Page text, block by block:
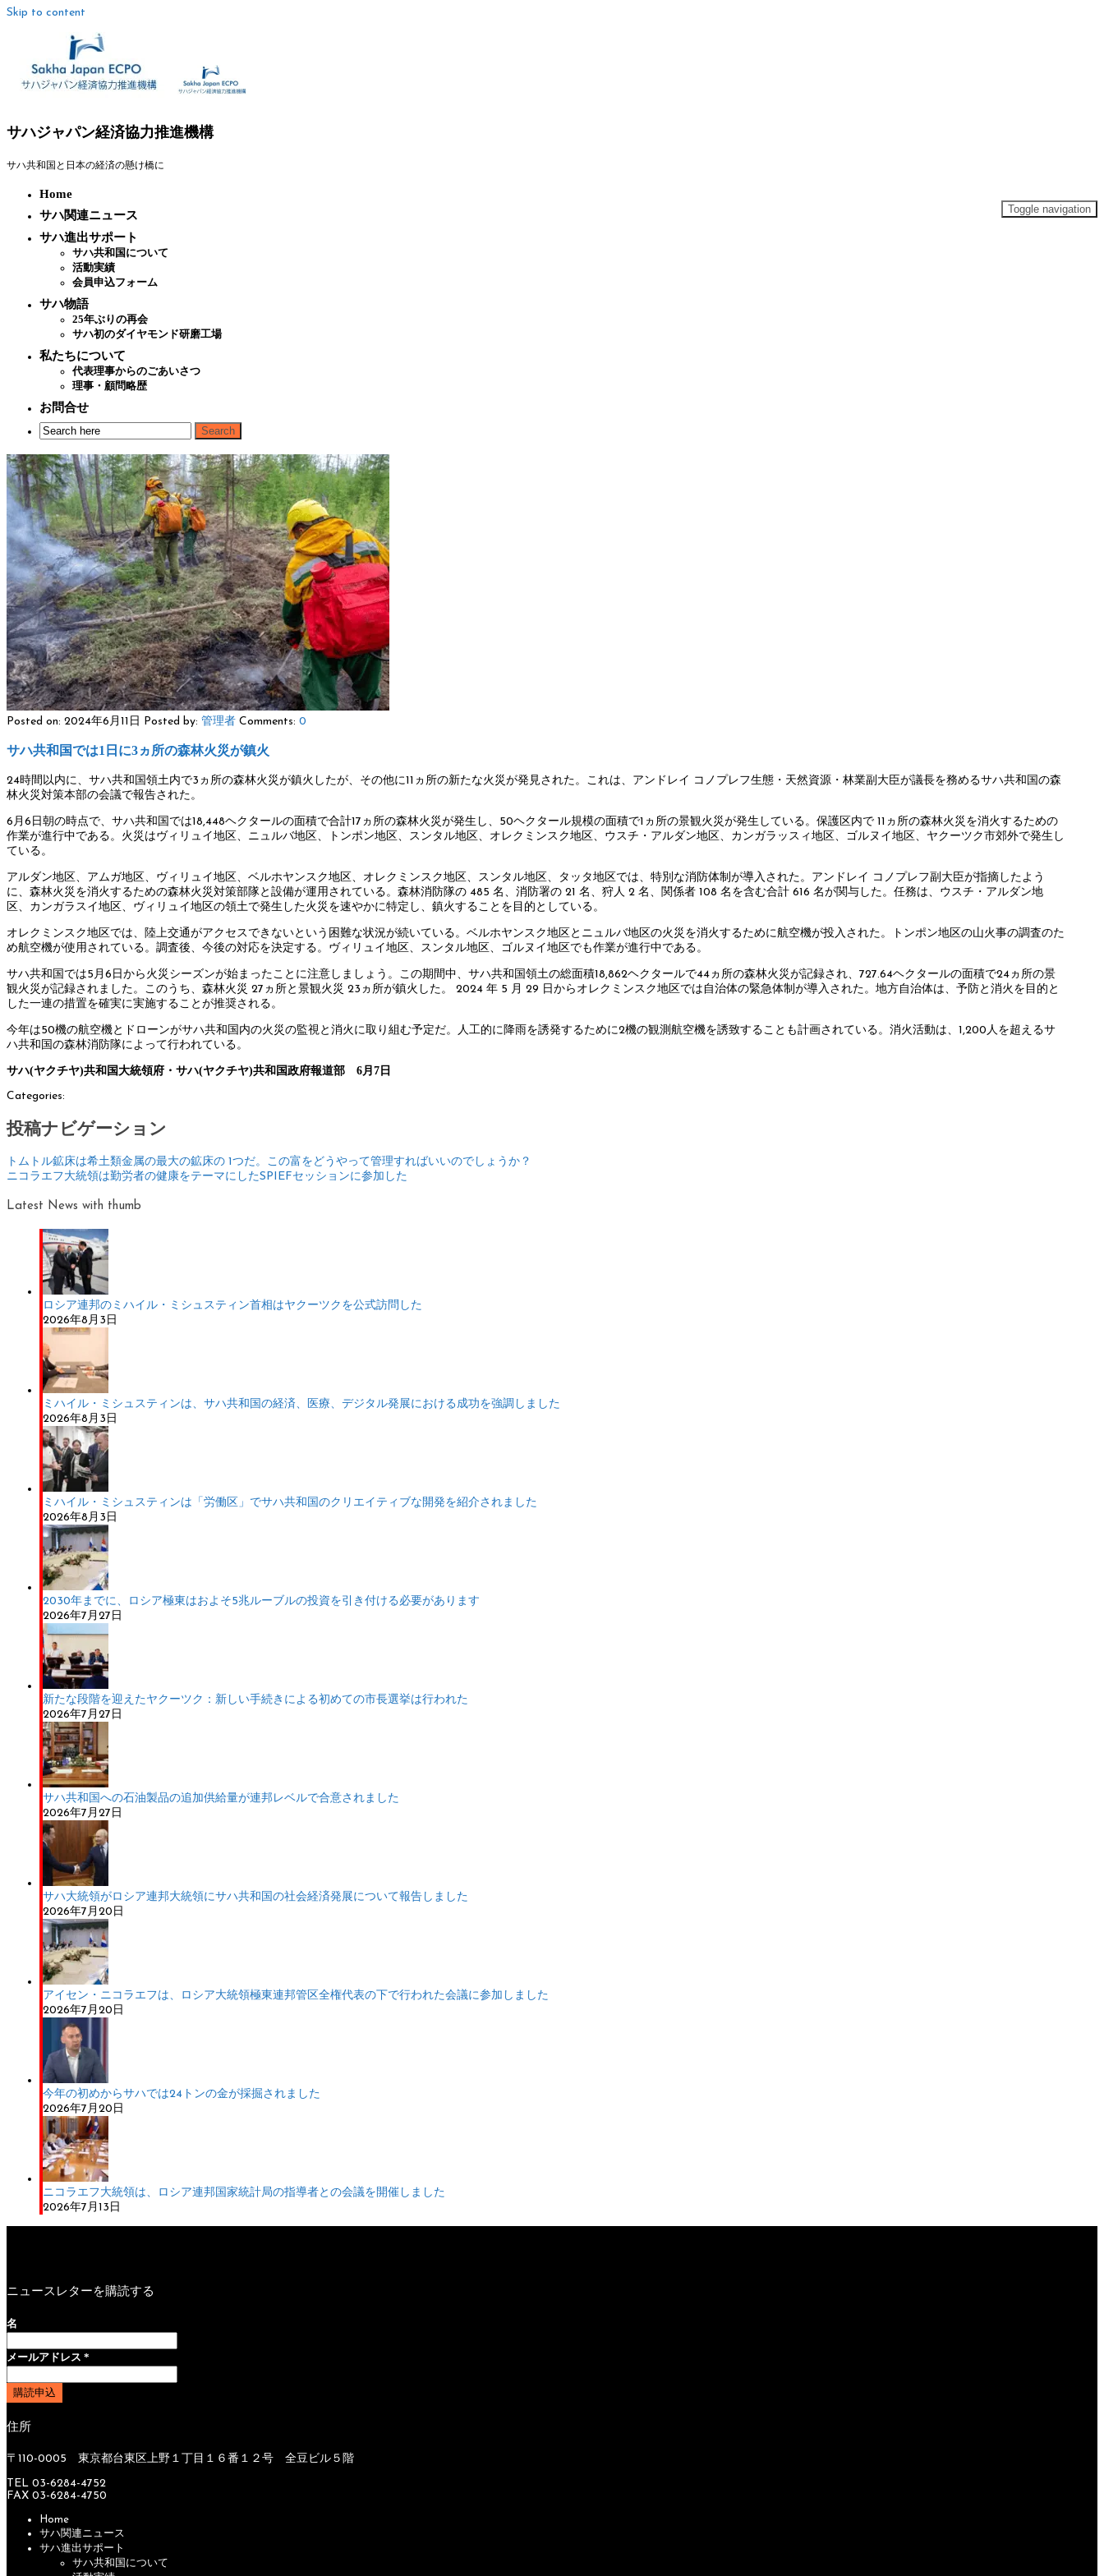
Skip to content
サハジャパン経済協力推進機構
サハ共和国と日本の経済の懸け橋に
Toggle navigation
Home
サハ関連ニュース
サハ進出サポート
サハ共和国について
活動実績
会員申込フォーム
サハ物語
25年ぶりの再会
サハ初のダイヤモンド研磨工場
私たちについて
代表理事からのごあいさつ
理事・顧問略歴
お問合せ
Posted on: 2024年6月11日 Posted by: 管理者 Comments: 0
サハ共和国では1日に3ヵ所の森林火災が鎮火
24時間以内に、サハ共和国領土内で3ヵ所の森林火災が鎮火したが、その他に11ヵ所の新たな火災が発見された。これは、アンドレイ コノプレフ生態・天然資源・林業副大臣が議長を務めるサハ共和国の森
林火災対策本部の会議で報告された。
6月6日朝の時点で、サハ共和国では18,448ヘクタールの面積で合計17ヵ所の森林火災が発生し、50ヘクタール規模の面積で1ヵ所の景観火災が発生している。保護区内で 11ヵ所の森林火災を消火するための
作業が進行中である。火災はヴィリュイ地区、ニュルバ地区、トンポン地区、スンタル地区、オレクミンスク地区、ウスチ・アルダン地区、カンガラッスィ地区、ゴルヌイ地区、ヤクーツク市郊外で発生し
ている。
アルダン地区、アムガ地区、ヴィリュイ地区、ベルホヤンスク地区、オレクミンスク地区、スンタル地区、タッタ地区では、特別な消防体制が導入された。アンドレイ コノプレフ副大臣が指摘したよう
に、森林火災を消火するための森林火災対策部隊と設備が運用されている。森林消防隊の 485 名、消防署の 21 名、狩人 2 名、関係者 108 名を含む合計 616 名が関与した。任務は、ウスチ・アルダン地
区、カンガラスイ地区、ヴィリュイ地区の領土で発生した火災を速やかに特定し、鎮火することを目的としている。
オレクミンスク地区では、陸上交通がアクセスできないという困難な状況が続いている。ベルホヤンスク地区とニュルバ地区の火災を消火するために航空機が投入された。トンポン地区の山火事の調査のた
め航空機が使用されている。調査後、今後の対応を決定する。ヴィリュイ地区、スンタル地区、ゴルヌイ地区でも作業が進行中である。
サハ共和国では5月6日から火災シーズンが始まったことに注意しましょう。この期間中、サハ共和国領土の総面積18,862ヘクタールで44ヵ所の森林火災が記録され、727.64ヘクタールの面積で24ヵ所の景
観火災が記録されました。このうち、森林火災 27ヵ所と景観火災 23ヵ所が鎮火した。 2024 年 5 月 29 日からオレクミンスク地区では自治体の緊急体制が導入された。地方自治体は、予防と消火を目的と
した一連の措置を確実に実施することが推奨される。
今年は50機の航空機とドローンがサハ共和国内の火災の監視と消火に取り組む予定だ。人工的に降雨を誘発するために2機の観測航空機を誘致することも計画されている。消火活動は、1,200人を超えるサ
ハ共和国の森林消防隊によって行われている。
サハ(ヤクチヤ)共和国大統領府・サハ(ヤクチヤ)共和国政府報道部 6月7日
Categories:
投稿ナビゲーション
トムトル鉱床は希土類金属の最大の鉱床の 1つだ。この富をどうやって管理すればいいのでしょうか？
ニコラエフ大統領は勤労者の健康をテーマにしたSPIEFセッションに参加した
Latest News with thumb
ロシア連邦のミハイル・ミシュスティン首相はヤクーツクを公式訪問した
2026年8月3日
ミハイル・ミシュスティンは、サハ共和国の経済、医療、デジタル発展における成功を強調しました
2026年8月3日
ミハイル・ミシュスティンは「労働区」でサハ共和国のクリエイティブな開発を紹介されました
2026年8月3日
2030年までに、ロシア極東はおよそ5兆ルーブルの投資を引き付ける必要があります
2026年7月27日
新たな段階を迎えたヤクーツク：新しい手続きによる初めての市長選挙は行われた
2026年7月27日
サハ共和国への石油製品の追加供給量が連邦レベルで合意されました
2026年7月27日
サハ大統領がロシア連邦大統領にサハ共和国の社会経済発展について報告しました
2026年7月20日
アイセン・ニコラエフは、ロシア大統領極東連邦管区全権代表の下で行われた会議に参加しました
2026年7月20日
今年の初めからサハでは24トンの金が採掘されました
2026年7月20日
ニコラエフ大統領は、ロシア連邦国家統計局の指導者との会議を開催しました
2026年7月13日
ニュースレターを購読する
名
メールアドレス *
住所
〒110-0005 東京都台東区上野１丁目１６番１２号 全豆ビル５階
TEL 03-6284-4752
FAX 03-6284-4750
Home
サハ関連ニュース
サハ進出サポート
サハ共和国について